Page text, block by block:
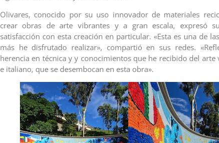
Olivares, conocido por su uso innovador de materiales
crear obras de arte vibrantes y a gran escala, expresó
satisfacción con esta creación en particular. «Esta es una de
más he disfrutado realizar», compartió en sus redes.
herencia en técnica y y conocimientos que he recibido del arte
e italiano, que se desembocan en esta obra».